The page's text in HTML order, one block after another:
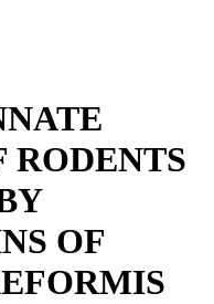
RODENTS
OF